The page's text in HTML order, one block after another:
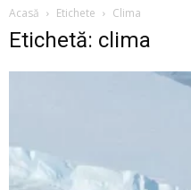
Acasă Etichete Clima
Etichetă: clima